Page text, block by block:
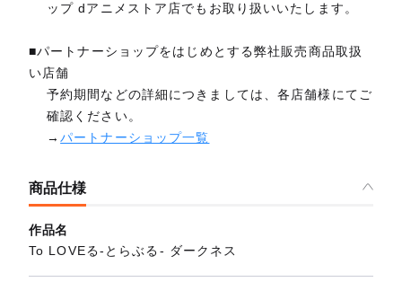
ップ dアニメストア店でもお取り扱いいたします。
■パートナーショップをはじめとする弊社販売商品取扱
い店舗
予約期間などの詳細につきましては、各店舗様にてご
確認ください。
→パートナーショップ一覧
商品仕様
作品名
To LOVEる-とらぶる- ダークネス